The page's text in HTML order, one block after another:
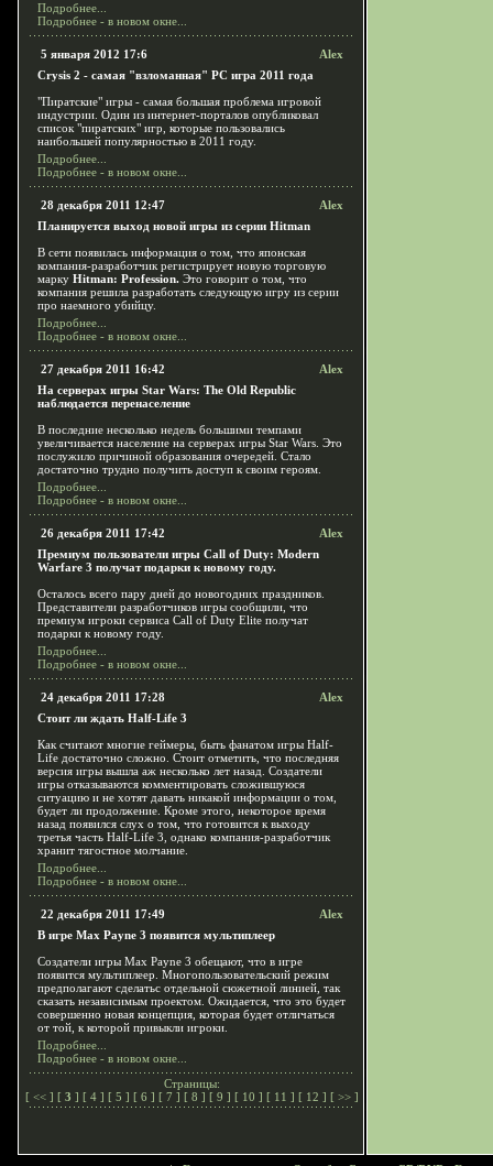
Подробнее...
Подробнее - в новом окне...
5 января 2012 17:6
Alex
Crysis 2 - самая "взломанная" PC игра 2011 года
"Пиратские" игры - самая большая проблема игровой
индустрии. Один из интернет-порталов опубликовал
список "пиратских" игр, которые пользовались
наибольшей популярностью в 2011 году.
Подробнее...
Подробнее - в новом окне...
28 декабря 2011 12:47
Alex
Планируется выход новой игры из серии Hitman
В сети появилась информация о том, что японская
компания-разработчик регистрирует новую торговую
марку Hitman: Profession. Это говорит о том, что
компания решила разработать следующую игру из серии
про наемного убийцу.
Подробнее...
Подробнее - в новом окне...
27 декабря 2011 16:42
Alex
На серверах игры Star Wars: The Old Republic
наблюдается перенаселение
В последние несколько недель большими темпами
увеличивается население на серверах игры Star Wars. Это
послужило причиной образования очередей. Стало
достаточно трудно получить доступ к своим героям.
Подробнее...
Подробнее - в новом окне...
26 декабря 2011 17:42
Alex
Премиум пользователи игры Call of Duty: Modern
Warfare 3 получат подарки к новому году.
Осталось всего пару дней до новогодних праздников.
Представители разработчиков игры сообщили, что
премиум игроки сервиса Call of Duty Elite получат
подарки к новому году.
Подробнее...
Подробнее - в новом окне...
24 декабря 2011 17:28
Alex
Стоит ли ждать Half-Life 3
Как считают многие геймеры, быть фанатом игры Half-
Life достаточно сложно. Стоит отметить, что последняя
версия игры вышла аж несколько лет назад. Создатели
игры отказываются комментировать сложившуюся
ситуацию и не хотят давать никакой информации о том,
будет ли продолжение. Кроме этого, некоторое время
назад появился слух о том, что готовится к выходу
третья часть Half-Life 3, однако компания-разработчик
хранит тягостное молчание.
Подробнее...
Подробнее - в новом окне...
22 декабря 2011 17:49
Alex
В игре Max Payne 3 появится мультиплеер
Создатели игры Max Payne 3 обещают, что в игре
появится мультиплеер. Многопользовательский режим
предполагают сделатьс отдельной сюжетной линией, так
сказать независимым проектом. Ожидается, что это будет
совершенно новая концепция, которая будет отличаться
от той, к которой привыкли игроки.
Подробнее...
Подробнее - в новом окне...
Страницы:
[ << ] [ 3 ] [ 4 ] [ 5 ] [ 6 ] [ 7 ] [ 8 ] [ 9 ] [ 10 ] [ 11 ] [ 12 ] [ >> ]